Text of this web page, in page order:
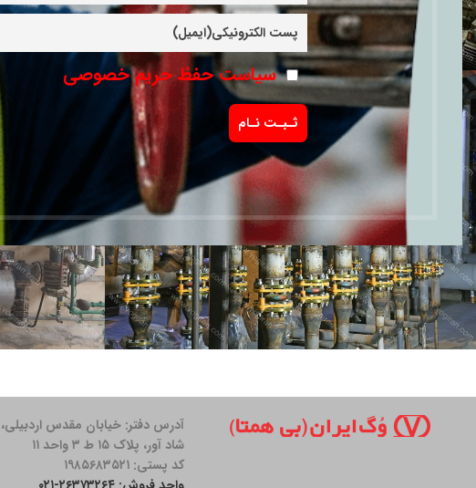
سیاست حفظ حریم خصوصی
5- ساختمان
پروژه شعاع تهران ۱۴۰۱ پروژه
5- ساختمان
پروژه بنیاد شهید ۱ تهران ۱۳۹۹ 5- کارخانه
آدرس دفتر: خیابان مقدس
شاد آور، پلاک ۱۵ ط ۳ واحد ۱۱
کد پستی: ۱۹۸۵۶۸۳۵۲۱